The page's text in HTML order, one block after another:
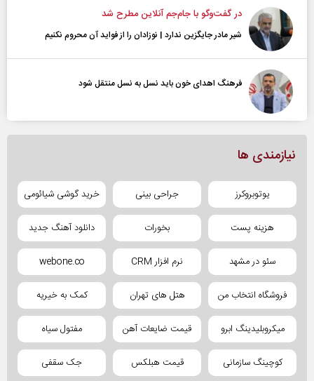
در گفت‌و‌گو با جام‌جم آنلاین مطرح شد
شیر مادر جایگزین ندارد | نوزادان را از فواید آن محروم نکنیم
فرهنگ اهدای خون باید نسل به نسل منتقل شود
نیازمندی ها
یوتوبروکرز جراحی بینی خرید گوشی شیائومی
هزینه پست بخورات دانلود آهنگ جدید
سئو در مشهد نرم افزار CRM webone.co
فروشگاه انتخاب من هتل های تهران کمک به خیریه
میکروبلیدینگ ابرو قیمت ضایعات آهن مفتول سیاه
کوچینگ سازمانی قیمت هبلکس جک سقفی